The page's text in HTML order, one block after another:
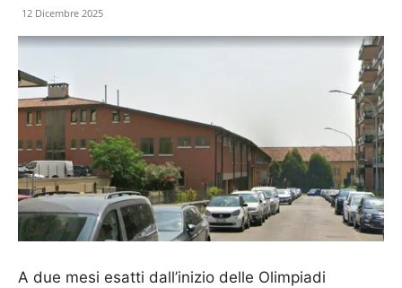
12 Dicembre 2025
A due mesi esatti dall’inizio delle Olimpiadi